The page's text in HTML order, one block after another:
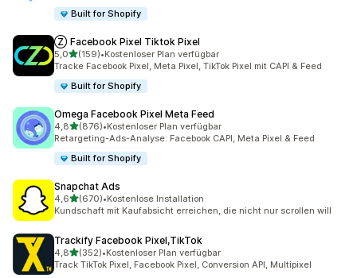
Built for Shopify
Ⓩ Facebook Pixel Tiktok Pixel
5,0von 5 Sternen
(159)
159 Rezensionen insgesamt
•Kostenloser Plan verfügbar
Tracke Facebook Pixel, Meta Pixel, TikTok Pixel mit CAPI & Feed
Built for Shopify
Omega Facebook Pixel Meta Feed
4,8von 5 Sternen
(876)
876 Rezensionen insgesamt
•Kostenloser Plan verfügbar
Retargeting-Ads-Analyse: Facebook CAPI, Meta Pixel & Feed
Built for Shopify
Snapchat Ads
4,6von 5 Sternen
(670)
670 Rezensionen insgesamt
•Kostenlose Installation
Kundschaft mit Kaufabsicht erreichen, die nicht nur scrollen will
Trackify Facebook Pixel,TikTok
4,8von 5 Sternen
(352)
352 Rezensionen insgesamt
•Kostenloser Plan verfügbar
Track TikTok Pixel, Facebook Pixel, Conversion API, Multipixel